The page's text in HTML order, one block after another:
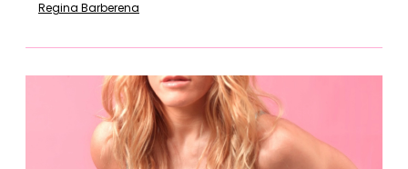
Regina Barberena